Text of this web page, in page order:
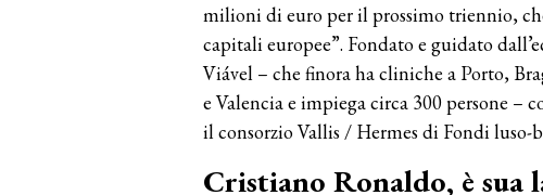
milioni di euro per il prossimo triennio,
capitali europee”. Fondato e guidato
Viável – che finora ha cliniche a Porto,
e Valencia e impiega circa 300 persone –
il consorzio Vallis / Hermes di Fondi
Cristiano Ronaldo, è